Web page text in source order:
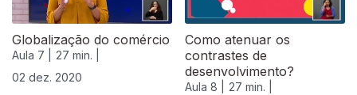
Globalização do comércio
Aula 7 |
27 min. |
02 dez. 2020
Como atenuar os
contrastes de
desenvolvimento?
Aula 8 |
27 min. |